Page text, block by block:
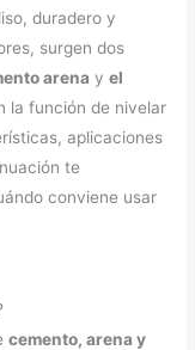
duradero y
surgen dos
arena yel
la función de nivelar
aplicaciones
te
conviene usar
cemento, arena y